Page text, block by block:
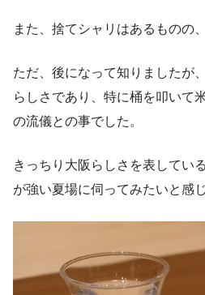
また、捨てシャリはあるものの
ただ、後になって知りましたが
らしさであり、特に桶を叩いて
の流儀との事でした。
きっちり大阪らしさを表してい
が強い夏場に伺ってみたいと感